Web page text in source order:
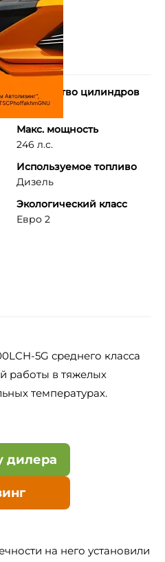
Количество цилиндров
6
Макс. мощность
246 л.с.
Используемое топливо
Дизель
Экологический класс
Евро 2
5G среднего класса
работы в тяжелых
температурах.
дилера
на него установили